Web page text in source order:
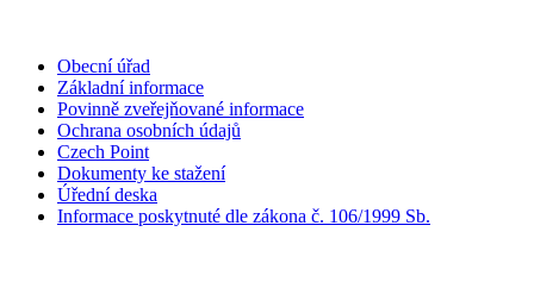
Obecní úřad
Základní informace
Povinně zveřejňované informace
Ochrana osobních údajů
Czech Point
Dokumenty ke stažení
Úřední deska
Informace poskytnuté dle zákona č. 106/1999 Sb.